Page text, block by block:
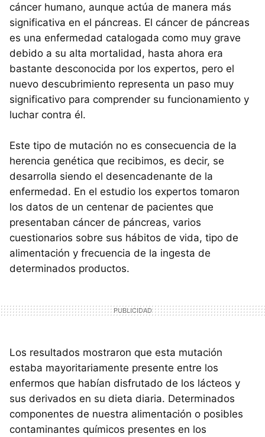
cáncer humano, aunque actúa de manera más
significativa en el páncreas. El cáncer de páncreas
es una enfermedad catalogada como muy grave
debido a su alta mortalidad, hasta ahora era
bastante desconocida por los expertos, pero el
nuevo descubrimiento representa un paso muy
significativo para comprender su funcionamiento y
luchar contra él.
Este tipo de mutación no es consecuencia de la
herencia genética que recibimos, es decir, se
desarrolla siendo el desencadenante de la
enfermedad. En el estudio los expertos tomaron
los datos de un centenar de pacientes que
presentaban cáncer de páncreas, varios
cuestionarios sobre sus hábitos de vida, tipo de
alimentación y frecuencia de la ingesta de
determinados productos.
Los resultados mostraron que esta mutación
estaba mayoritariamente presente entre los
enfermos que habían disfrutado de los lácteos y
sus derivados en su dieta diaria. Determinados
componentes de nuestra alimentación o posibles
contaminantes químicos presentes en los